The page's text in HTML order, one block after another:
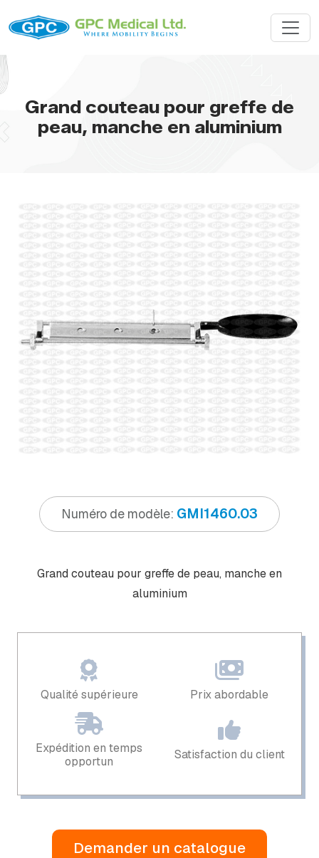
Grand couteau pour greffe de
peau, manche en aluminium
Numéro de modèle: GMI1460.03
Grand couteau pour greffe de peau, manche en
aluminium
Qualité supérieure Prix ​​abordable
Expédition en temps
opportun
Satisfaction du client
Demander un catalogue